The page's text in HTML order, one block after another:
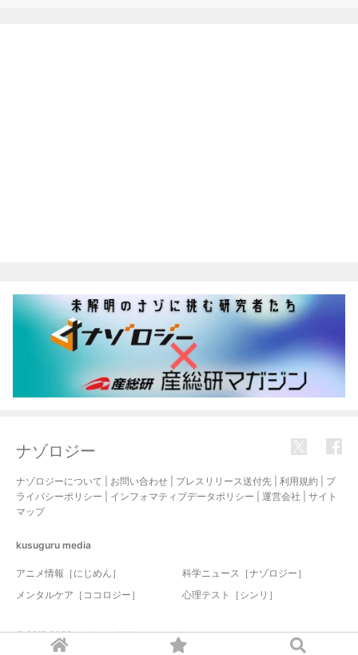
ナゾロジー
ナゾロジーについて お問い合わせ プレスリリース送付先 利用規約
プ
ライバシーポリシー
インフォマティブデータポリシー 運営会社
サイト
マップ
kusuguru media
アニメ情報［にじめん］
科学ニュース［ナゾロジー］
メンタルケア［ココロジー］
心理テスト［シンリ］
© 2017-2026 nazology. all rights reserved.